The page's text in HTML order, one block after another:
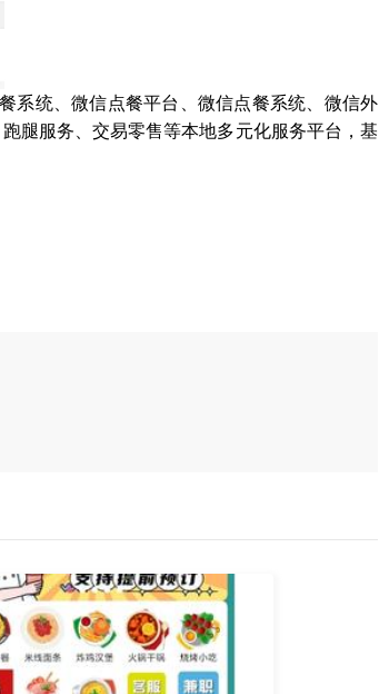
系统、微信点餐平台、微信点餐系统、微信外
腿服务、交易零售等本地多元化服务平台，基